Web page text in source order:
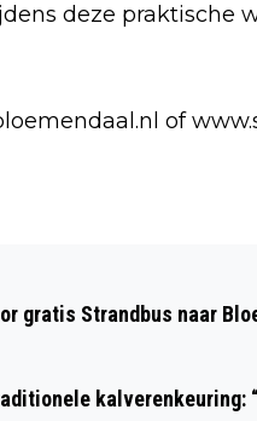
deze praktische
of
KING’S ‘DREAM’
gratis Strandbus naar
kalverenkeuring: